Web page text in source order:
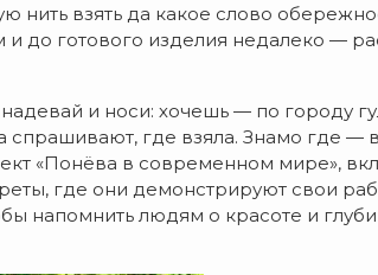
нить взять да какое слово
до готового изделия недалеко —
и носи: хочешь — по городу
спрашивают, где взяла. Знамо где —
«Понёва в современном мире»,
где они демонстрируют свои
напомнить людям о красоте и